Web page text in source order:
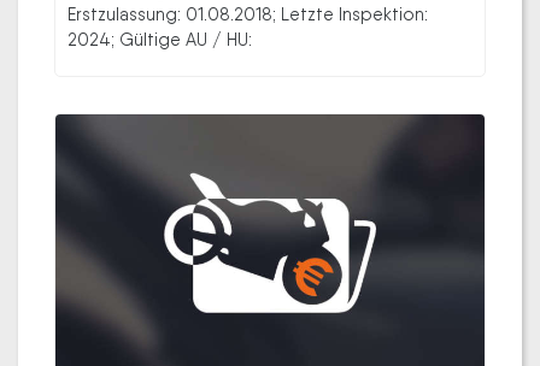
Erstzulassung: 01.08.2018; Letzte Inspektion:
2024; Gültige AU / HU: